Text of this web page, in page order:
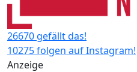
26670 gefällt das!
10275 folgen auf Instagram!
Anzeige